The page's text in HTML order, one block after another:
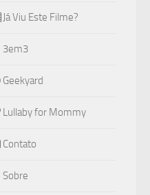
Já Viu Este Filme?
3em3
Geekyard
Lullaby for Mommy
Contato
Sobre